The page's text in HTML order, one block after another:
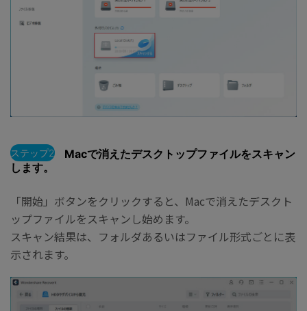
ステップ2
Macで消えたデスクトップファイルをスキャン
します。
「開始」ボタンをクリックすると、Macで消えたデスクト
ップファイルをスキャンし始めます。
スキャン結果は、フォルダあるいはファイル形式ごとに表
示されます。